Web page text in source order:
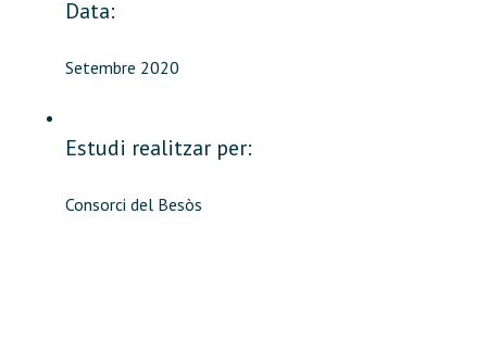
Data:
Setembre 2020
Estudi realitzar per:
Consorci del Besòs